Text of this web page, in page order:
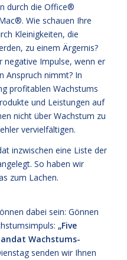
durch die Office®
Wie schauen Ihre
Kleinigkeiten, die
zu einem Ärgernis?
negative Impulse, wenn er
Anspruch nimmt? In
profitablen Wachstums
und Leistungen auf
nicht über Wachstum zu
vervielfältigen.
inzwischen eine Liste der
So haben wir
zum Lachen.
dabei sein: Gönnen
„Five
Wachstums-
senden wir Ihnen